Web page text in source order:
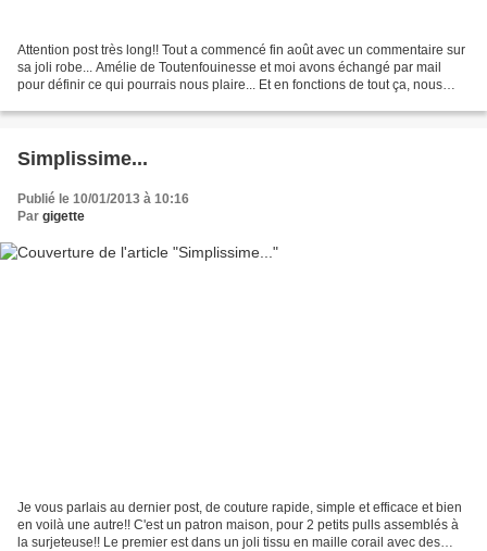
Attention post très long!! Tout a commencé fin août avec un commentaire sur
sa joli robe... Amélie de Toutenfouinesse et moi avons échangé par mail
pour définir ce qui pourrais nous plaire... Et en fonctions de tout ça, nous
Simplissime...
Publié le 10/01/2013 à 10:16
Par gigette
Je vous parlais au dernier post, de couture rapide, simple et efficace et bien
en voilà une autre!! C'est un patron maison, pour 2 petits pulls assemblés à
la surjeteuse!! Le premier est dans un joli tissu en maille corail avec des